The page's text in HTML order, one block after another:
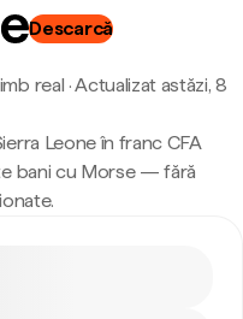
Descarcă
real ·Actualizat astăzi, 8
Leone în franc CFA
bani cu Morse — fără